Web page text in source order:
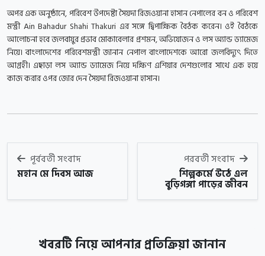
অপর এক অনুষ্ঠানে, পরিবেশ উপদেষ্টা সৈয়দা রিজওয়ানা হাসান নেপালের বন ও পরিবেশ
মন্ত্রী Ain Bahadur Shahi Thakuri এর সঙ্গে দ্বিপাক্ষিক বৈঠক করেন। ওই বৈঠকে
আলোচনা হবে জলবায়ুর প্রভাব মোকাবেলার প্রশমন, অভিযোজন ও লস অ্যান্ড ড্যামেজ
নিয়ে। বাংলাদেশের পরিবেশমন্ত্রী জানান নেপাল বাংলাদেশকে আরো জলবিদ্যুৎ দিতে
আগ্রহী। এছাড়া লস অ্যান্ড ড্যামেজ নিয়ে দক্ষিণ এশিয়ার দেশগুলোর সাথে এক হয়ে
কাজ করার ওপর জোর দেন সৈয়দা রিজওয়ানা হাসান।
পূর্ববর্তী সংবাদ
মহান মে দিবস আজ
পরবর্তী সংবাদ
শিল্পকর্মে উঠে এল
বুড়িগঙ্গা পাড়ের জীবন
খবরটি নিয়ে আপনার প্রতিক্রিয়া জানান